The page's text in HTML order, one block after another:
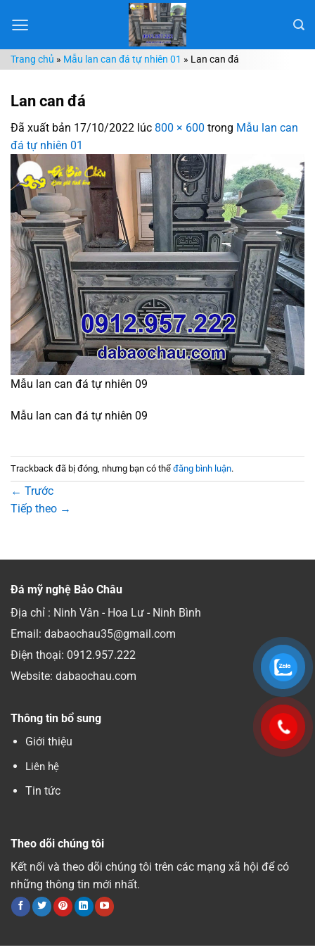
đến
dungTrang chủ » Mẫu lan can đá tự nhiên 01 » Lan can đá
Lan can đá
Đã xuất bản 17/10/2022 lúc 800 × 600 trong Mẫu lan can
đá tự nhiên 01
Mẫu lan can đá tự nhiên 09
Mẫu lan can đá tự nhiên 09
Trackback đã bị đóng, nhưng bạn có thể đăng bình luận.
← Trước
Tiếp theo →
Đá mỹ nghệ Bảo Châu
Địa chỉ : Ninh Vân - Hoa Lư - Ninh Bình
Email: dabaochau35@gmail.com
Điện thoại: 0912.957.222
Website: dabaochau.com
Thông tin bổ sung
Giới thiệu
Liên hệ
Tin tức
Theo dõi chúng tôi
Kết nối và theo dõi chúng tôi trên các mạng xã hội để có
những thông tin mới nhất.